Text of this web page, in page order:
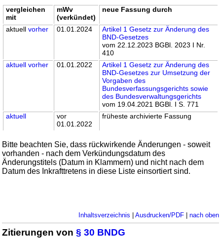
vergleichen
mit
mWv
(verkündet)
neue Fassung durch
aktuellvorher 01.01.2024
Artikel 1 Gesetz zur Änderung des
BND-Gesetzes
vom 22.12.2023 BGBl. 2023 I Nr.
410
aktuell vorher 01.01.2022
Artikel 1 Gesetz zur Änderung des
BND-Gesetzes zur Umsetzung der
Vorgaben des
Bundesverfassungsgerichts sowie
des Bundesverwaltungsgerichts
vom 19.04.2021 BGBl. I S. 771
aktuell
vor
01.01.2022
früheste archivierte Fassung
Bitte beachten Sie, dass rückwirkende Änderungen - soweit
vorhanden - nach dem Verkündungsdatum des
Änderungstitels (Datum in Klammern) und nicht nach dem
Datum des Inkrafttretens in diese Liste einsortiert sind.
Inhaltsverzeichnis | Ausdrucken/PDF| nach oben
Zitierungen von§ 30 BNDG